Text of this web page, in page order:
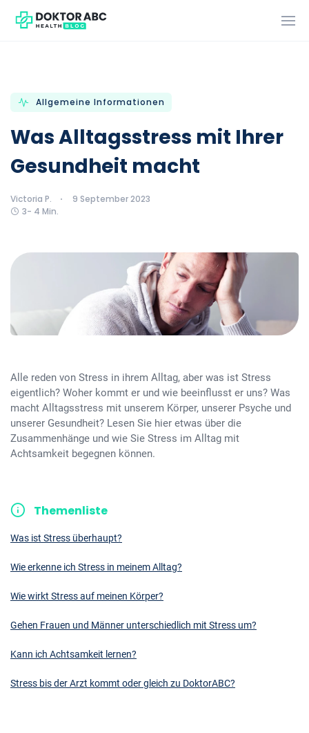
Allgemeine Informationen
Was Alltagsstress mit Ihrer
Gesundheit macht
Victoria P.
9 September 2023
3- 4 Min.
Alle reden von Stress in ihrem Alltag, aber was ist Stress
eigentlich? Woher kommt er und wie beeinflusst er uns? Was
macht Alltagsstress mit unserem Körper, unserer Psyche und
unserer Gesundheit? Lesen Sie hier etwas über die
Zusammenhänge und wie Sie Stress im Alltag mit
Achtsamkeit begegnen können.
Themenliste
Was ist Stress überhaupt?
Wie erkenne ich Stress in meinem Alltag?
Wie wirkt Stress auf meinen Körper?
Gehen Frauen und Männer unterschiedlich mit Stress um?
Kann ich Achtsamkeit lernen?
Stress bis der Arzt kommt oder gleich zu DoktorABC?